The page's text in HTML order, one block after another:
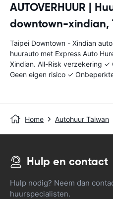
AUTOVERHUUR |
downtown-xindian,
Taipei Downtown - Xindian
huurauto met Express Auto
Xindian. All-Risk verzekering
Geen eigen risico ✓
Home Autohuur Taiwan
Hulp en contact
Hulp nodig? Neem dan
huurspecialisten.